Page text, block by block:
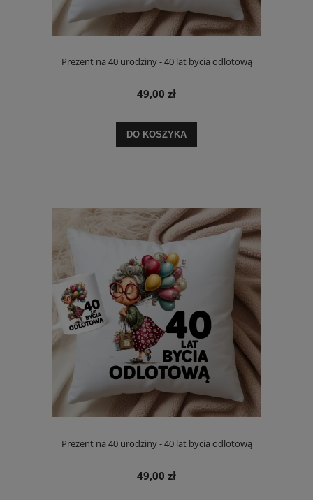
Prezent na 40 urodziny - 40 lat bycia odlotową
49,00 zł
DO KOSZYKA
Prezent na 40 urodziny - 40 lat bycia odlotową
49,00 zł